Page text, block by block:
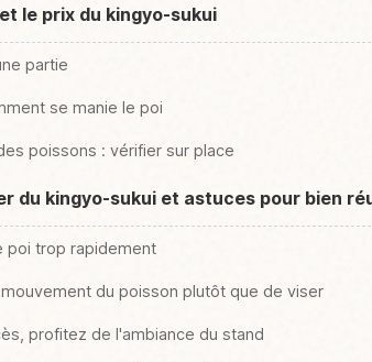
le prix du kingyo-sukui
partie
se manie le poi
poissons : vérifier sur place
du kingyo-sukui et astuces pour bien
poi trop rapidement
du poisson plutôt que de viser
profitez de l'ambiance du stand